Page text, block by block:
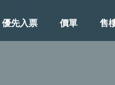
優先入票 價單 售